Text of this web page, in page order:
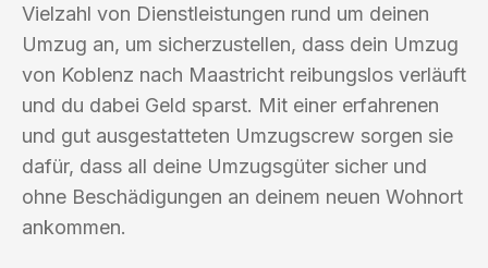
Vielzahl von Dienstleistungen rund um deinen
Umzug an, um sicherzustellen, dass dein Umzug
von Koblenz nach Maastricht reibungslos verläuft
und du dabei Geld sparst. Mit einer erfahrenen
und gut ausgestatteten Umzugscrew sorgen sie
dafür, dass all deine Umzugsgüter sicher und
ohne Beschädigungen an deinem neuen Wohnort
ankommen.